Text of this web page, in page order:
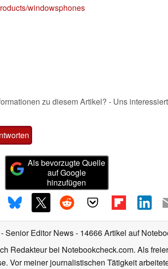
windowsphones
zu diesem Artikel? - Uns
Als bevorzugte Quelle
auf Google
hinzufügen
- Senior Editor News- 14666 Artikel auf
Redakteur bei Notebookcheck.com. Als
Vor meiner journalistischen Tätigkeit